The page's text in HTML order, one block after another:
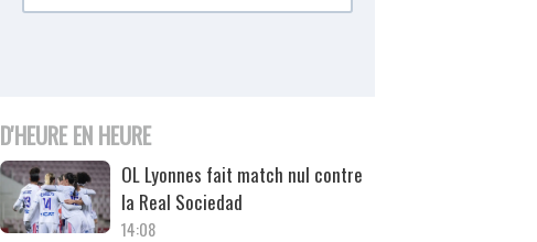
D'HEURE EN HEURE
OL Lyonnes fait match nul contre
la Real Sociedad
14:08